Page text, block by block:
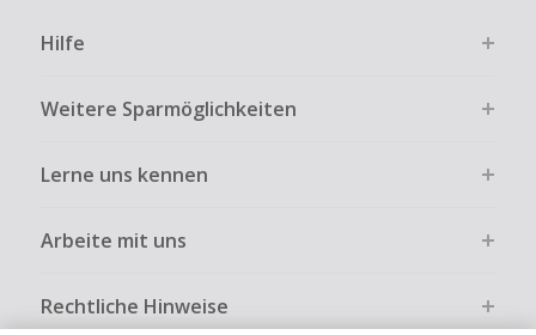
Hilfe
Weitere Sparmöglichkeiten
Lerne uns kennen
Arbeite mit uns
Rechtliche Hinweise